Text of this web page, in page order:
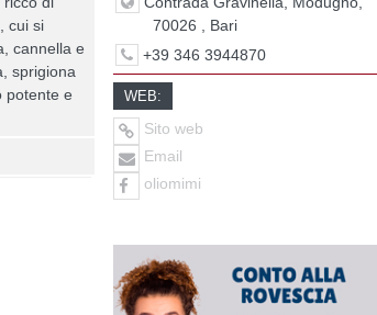
cui si
cannella e
sprigiona
potente e
70026 , Bari
+39 346 3944870
WEB:
Sito web
Email
oliomimi